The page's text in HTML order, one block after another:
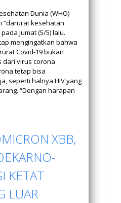
Dunia (WHO)
“darurat kesehatan
Jumat (5/5) lalu.
mengingatkan bahwa
Covid-19 bukan
dari virus corona
tetap bisa
seperti halnya HIV yang
“Dengan harapan
XBB,
KETAT
LUAR